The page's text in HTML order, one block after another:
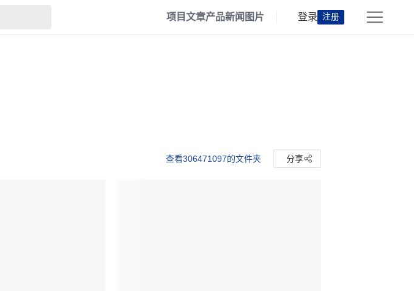
项目文章产品新闻 图片 登录 注册
查看306471097的文件夹 分享